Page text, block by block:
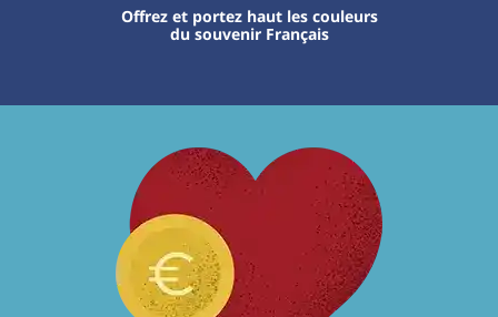
Offrez et portez haut les couleurs
du souvenir Français